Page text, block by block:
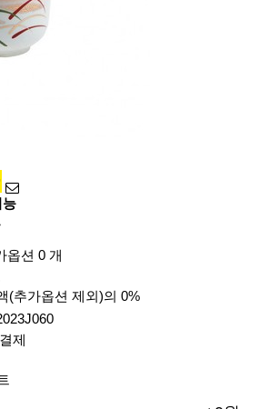
능
옵션 0 개
(추가옵션 제외)의 0%
제